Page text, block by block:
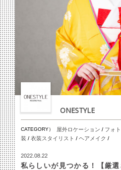
ONESTYLE
CATEGORY） 屋外ロケーション / フォ
装 / 衣装スタイリスト / ヘアメイク /
2022.08.22
私らしいが見つかる！【厳選